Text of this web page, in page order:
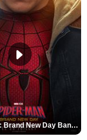
Spider-Man: Brand New Day Bande-annonce VO STFR